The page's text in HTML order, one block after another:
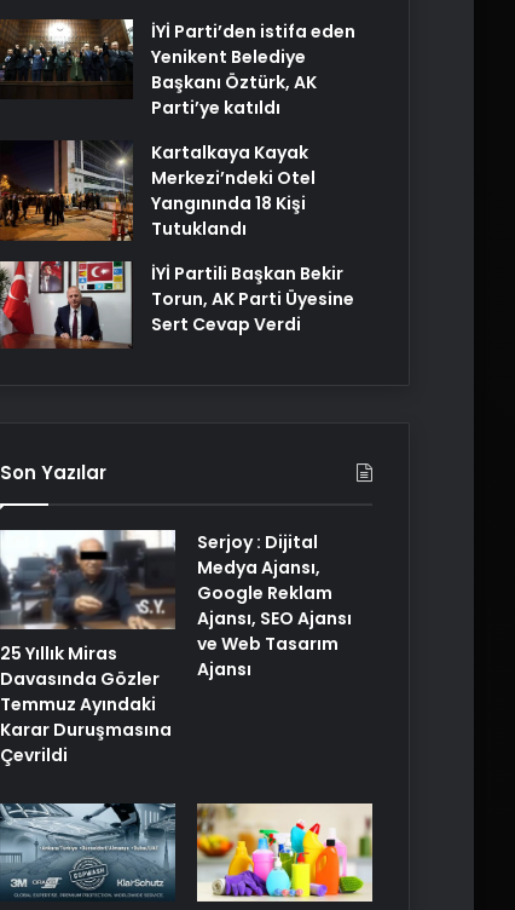
İYİ Parti’den istifa eden
Yenikent Belediye
Başkanı Öztürk, AK
Parti’ye katıldı
Kartalkaya Kayak
Merkezi’ndeki Otel
Yangınında 18 Kişi
Tutuklandı
İYİ Partili Başkan Bekir
Torun, AK Parti Üyesine
Sert Cevap Verdi
Son Yazılar
25 Yıllık Miras
Davasında Gözler
Temmuz Ayındaki
Karar Duruşmasına
Çevrildi
Serjoy : Dijital
Medya Ajansı,
Google Reklam
Ajansı, SEO Ajansı
ve Web Tasarım
Ajansı